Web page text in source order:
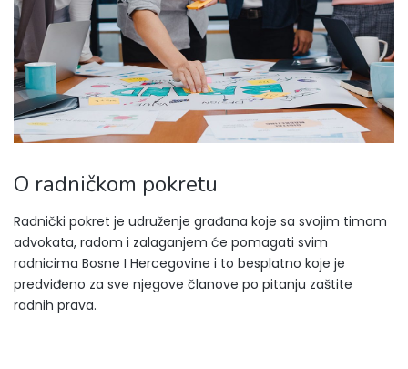
O radničkom pokretu
Radnički pokret je udruženje građana koje sa svojim timom
advokata, radom i zalaganjem će pomagati svim
radnicima Bosne I Hercegovine i to besplatno koje je
predviđeno za sve njegove članove po pitanju zaštite
radnih prava.